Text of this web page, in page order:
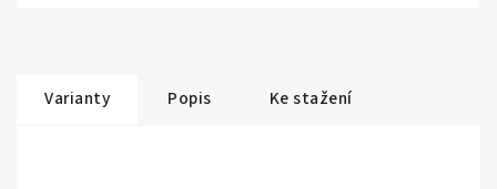
Varianty Popis Ke stažení